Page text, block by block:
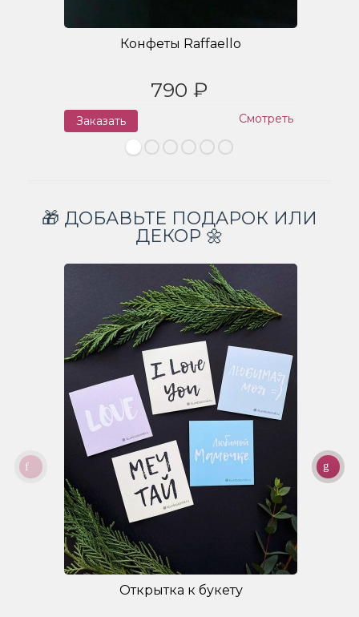
Конфеты Raffaello
790 ₽
Заказать Смотреть
🎁 ДОБАВЬТЕ ПОДАРОК ИЛИ
ДЕКОР 🌼
Открытка к букету